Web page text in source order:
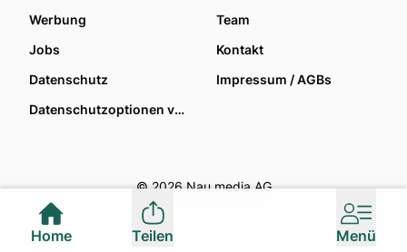
Werbung
Team
Jobs
Kontakt
Datenschutz
Impressum / AGBs
Datenschutzoptionen verwalten
© 2026 Nau media AG
Home Teilen Menü